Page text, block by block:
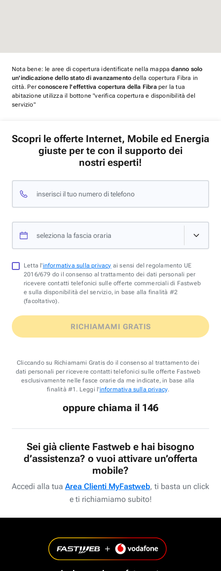
Nota bene: le aree di copertura identificate nella mappadanno solo
un'indicazione dello stato di avanzamento della copertura Fibra in
città. Perconoscere l'effettiva copertura della Fibraper la tua
abitazione utilizza il bottone "verifica copertura e disponibilità del
servizio"
Scopri le offerte Internet, Mobile ed Energia
giuste per te con il supporto dei
nostri esperti!
inserisci il tuo numero di telefono
seleziona la fascia oraria
Letta l'informativa sulla privacy ai sensi del regolamento UE
2016/679 do il consenso al trattamento dei dati personali per
ricevere contatti telefonici sulle offerte commerciali di Fastweb
e sulla disponibilità del servizio, in base alla finalità #2
(facoltativo).
RICHIAMAMI GRATIS
Cliccando su Richiamami Gratis do il consenso al trattamento dei
dati personali per ricevere contatti telefonici sulle offerte Fastweb
esclusivamente nelle fasce orarie da me indicate, in base alla
finalità #1. Leggi l'informativa sulla privacy.
oppure chiama il 146
Sei già cliente Fastweb e hai bisogno
d’assistenza? o vuoi attivare un’offerta
mobile?
Accedi alla tua Area Clienti MyFastweb, ti basta un click
e ti richiamiamo subito!